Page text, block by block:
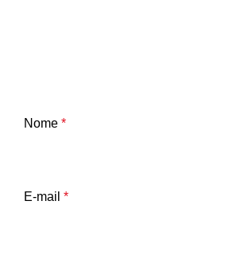
Nome *
E-mail *